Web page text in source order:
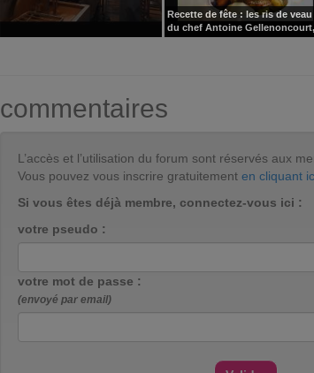
Recette de fête : les ris de veau
du chef Antoine
commentaires
L’accès et l’utilisation du forum sont réservés aux
Vous pouvez vous inscrire gratuitement en cliquant
Si vous êtes déjà membre, connectez-vous ici :
votre pseudo :
votre mot de passe :
(envoyé par email)